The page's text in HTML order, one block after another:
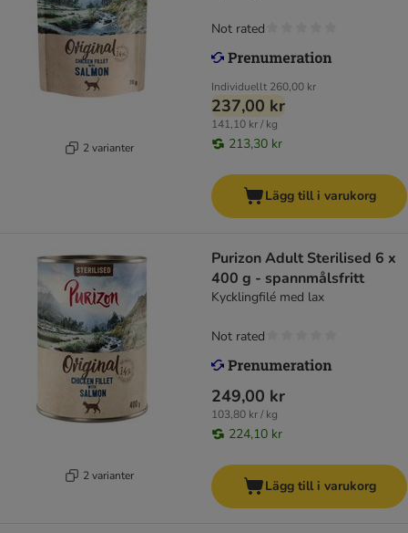
2 varianter
Individuellt 260,00 kr
237,00 kr
141,10 kr / kg
213,30 kr
Not rated
Lägg till i varukorg
2 varianter
Purizon Adult Sterilised 6 x
400 g - spannmålsfritt
Kycklingfilé med lax
249,00 kr
103,80 kr / kg
224,10 kr
Not rated
Lägg till i varukorg